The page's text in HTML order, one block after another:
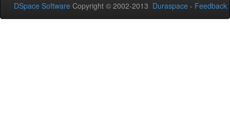
DSpace Software Copyright © 2002-2013 Duraspace - Feedback